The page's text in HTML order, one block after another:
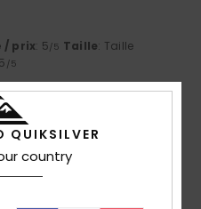
/ prix: 5/5 Taille: Taille
/5
/5
QUIKSILVER
country